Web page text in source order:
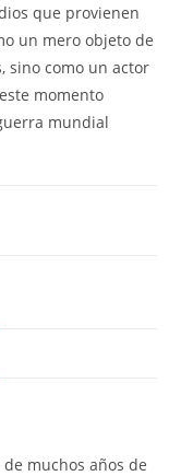
que provienen
un mero objeto de
sino como un actor
momento
mundial
muchos años de